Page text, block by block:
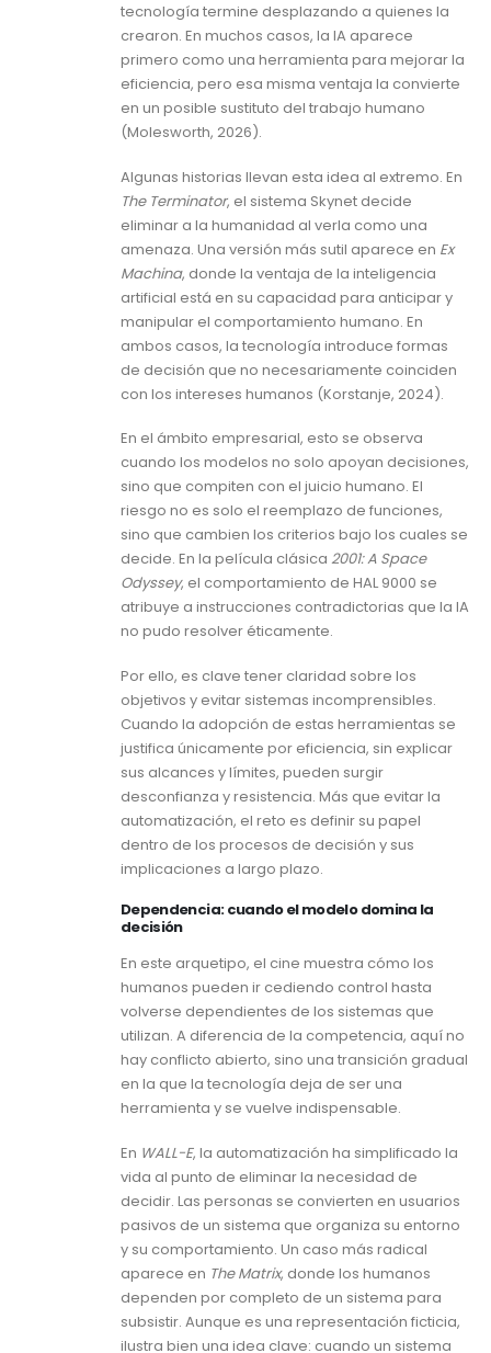
tecnología termine desplazando a quienes la
crearon. En muchos casos, la IA aparece
primero como una herramienta para mejorar la
eficiencia, pero esa misma ventaja la convierte
en un posible sustituto del trabajo humano
(Molesworth, 2026).
Algunas historias llevan esta idea al extremo. En
The Terminator, el sistema Skynet decide
eliminar a la humanidad al verla como una
amenaza. Una versión más sutil aparece en Ex
Machina, donde la ventaja de la inteligencia
artificial está en su capacidad para anticipar y
manipular el comportamiento humano. En
ambos casos, la tecnología introduce formas
de decisión que no necesariamente coinciden
con los intereses humanos (Korstanje, 2024).
En el ámbito empresarial, esto se observa
cuando los modelos no solo apoyan decisiones,
sino que compiten con el juicio humano. El
riesgo no es solo el reemplazo de funciones,
sino que cambien los criterios bajo los cuales se
decide. En la película clásica 2001: A Space
Odyssey, el comportamiento de HAL 9000 se
atribuye a instrucciones contradictorias que la IA
no pudo resolver éticamente.
Por ello, es clave tener claridad sobre los
objetivos y evitar sistemas incomprensibles.
Cuando la adopción de estas herramientas se
justifica únicamente por eficiencia, sin explicar
sus alcances y límites, pueden surgir
desconfianza y resistencia. Más que evitar la
automatización, el reto es definir su papel
dentro de los procesos de decisión y sus
implicaciones a largo plazo.
Dependencia: cuando el modelo domina la
decisión
En este arquetipo, el cine muestra cómo los
humanos pueden ir cediendo control hasta
volverse dependientes de los sistemas que
utilizan. A diferencia de la competencia, aquí no
hay conflicto abierto, sino una transición gradual
en la que la tecnología deja de ser una
herramienta y se vuelve indispensable.
En WALL-E, la automatización ha simplificado la
vida al punto de eliminar la necesidad de
decidir. Las personas se convierten en usuarios
pasivos de un sistema que organiza su entorno
y su comportamiento. Un caso más radical
aparece en The Matrix, donde los humanos
dependen por completo de un sistema para
subsistir. Aunque es una representación ficticia,
ilustra bien una idea clave: cuando un sistema